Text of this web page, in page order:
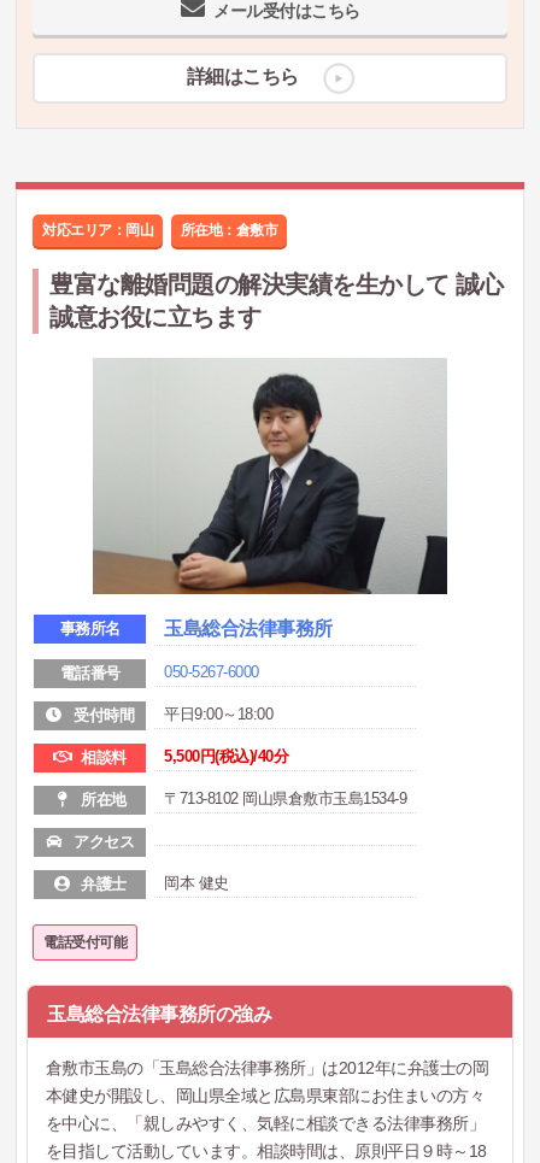
メール受付はこちら
詳細はこちら
対応エリア：岡山 所在地： 倉敷市
豊富な離婚問題の解決実績を生かして 誠心
誠意お役に立ちます
事務所名 玉島総合法律事務所
電話番号 050-5267-6000
受付時間 平日9:00～18:00
相談料 5,500円(税込)/40分
所在地 〒713-8102 岡山県倉敷市玉島1534-9
アクセス
弁護士 岡本 健史
電話受付可能
玉島総合法律事務所の強み
倉敷市玉島の「玉島総合法律事務所」は2012年に弁護士の岡
本健史が開設し、岡山県全域と広島県東部にお住まいの方々
を中心に、「親しみやすく、気軽に相談できる法律事務所」
を目指して活動しています。相談時間は、原則平日９時～18